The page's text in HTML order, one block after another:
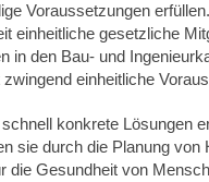
Voraussetzungen
einheitliche gesetzliche
in den Bau- und
einheitliche
konkrete Lösungen
sie durch die Planung von
die Gesundheit von